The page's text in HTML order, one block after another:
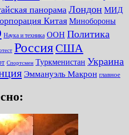
панорама Лондон МИД
Китая Минобороны
Наука и техника ООН Политика
Россия США
Спортсмен Туркменистан Украина
Эммануэль Макрон главное